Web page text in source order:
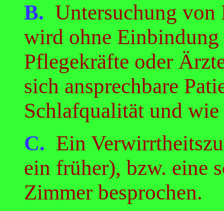
B. Untersuchung von
wird ohne Einbindung
Pflegekräfte oder
sich ansprechbare
Schlafqualität und wie
C. Ein
ein früher), bzw. eine
Zimmer besprochen.